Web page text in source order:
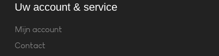
Uw account & service
Mijn account
Contact